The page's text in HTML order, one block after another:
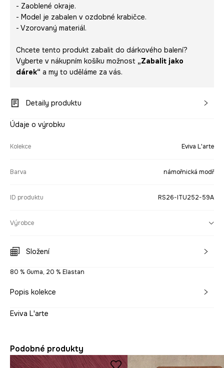
- Zaoblené okraje.
- Model je zabalen v ozdobné krabičce.
- Vzorovaný materiál.
Chcete tento produkt zabalit do dárkového balení?
Vyberte v nákupním košíku možnost „Zabalit jako
dárek“ a my to uděláme za vás.
Detaily produktu
Údaje o výrobku
Kolekce Eviva L'arte
Barva námořnická modř
ID produktu RS26-ITU252-59A
Výrobce
Složení
80 % Guma, 20 % Elastan
Popis kolekce
Eviva L'arte
Podobné produkty